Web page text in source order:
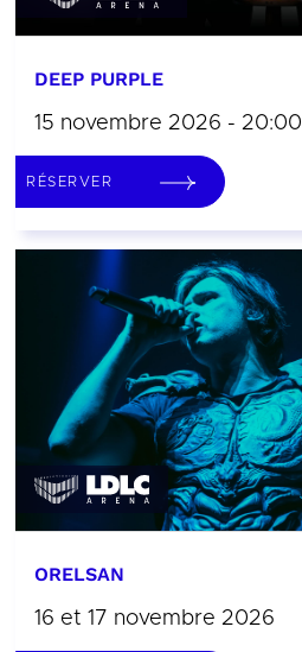
DEEP PURPLE
15 novembre 2026 - 20:00
RÉSERVER
ORELSAN
16 et 17 novembre 2026